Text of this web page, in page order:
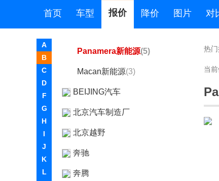
首页 车型 报价 降价 图片 对
A
B
C
D
F
G
H
I
J
K
L
Cayenne新能源 (14)
Taycan
Panamera新能源(5)
Macan新能源(3)
BEIJING汽车
北京汽车制造厂
北京越野
奔驰
奔腾
热门
当前